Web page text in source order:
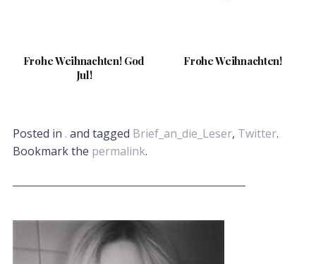
Frohe Weihnachten! God
Jul!
Frohe Weihnachten!
Posted in . and tagged Brief_an_die_Leser, Twitter.
Bookmark the permalink.